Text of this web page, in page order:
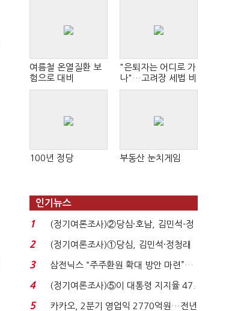
여름철 온열질환 보
험으로 대비
"은퇴자는 어디로 가
나"…고려장 세법 비
판 확산
100년 정당 부동산 눈치게임
인기뉴스
1
(정기여론조사)②당심·호남, 김민석-정
청래 '초접전'...
2
(정기여론조사)①당심, 김민석·정청래
'초접전'…대통령 ...
3
삼전닉스 “주주환원 확대 방안 마련”…
로이터에 성명...
4
(정기여론조사)⑤이 대통령 지지율 47.
7%…일주일 만에 ...
5
카카오, 2분기 영업익 2770억원…전년